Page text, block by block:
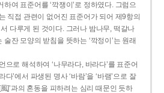
하여 표준어를 ‘깍쟁이’로 정하였다. 그럼으
직접 관련이 없어진 표준어가 되어 제9항의
다루게 된 것이다. 그러나 밤나무, 떡갈나
잔 모양의 받침을 뜻하는 ‘깍정이’는 원래
으로 해석하여 ‘나무라다, 바라다’를 표준어
다’에서 파생된 명사 ‘바람’을 ‘바램’으로 잘
]’과의 혼동을 피하려는 심리 때문인 듯하